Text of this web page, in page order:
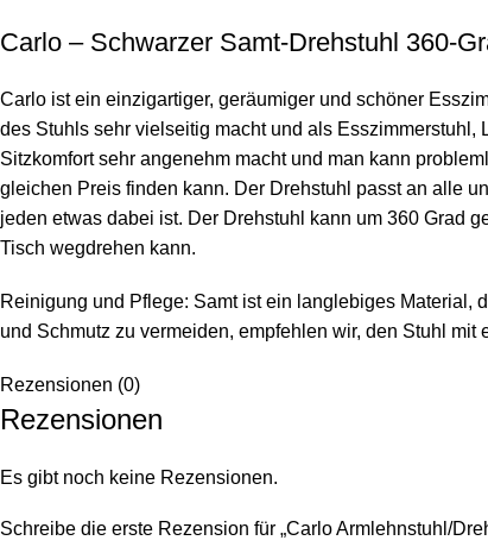
Carlo – Schwarzer Samt-Drehstuhl 360-
Carlo ist ein einzigartiger, geräumiger und schöner
des Stuhls sehr vielseitig macht und als
Sitzkomfort sehr angenehm macht und man kann
gleichen Preis finden kann. Der Drehstuhl passt an alle
jeden etwas dabei ist. Der Drehstuhl kann um 360 Grad
Tisch wegdrehen kann.
Reinigung und Pflege: Samt ist ein langlebiges Material,
und Schmutz zu vermeiden, empfehlen wir, den Stuhl
Rezensionen (0)
Rezensionen
Es gibt noch keine Rezensionen.
Schreibe die erste Rezension für „Carlo Armlehnstuhl/